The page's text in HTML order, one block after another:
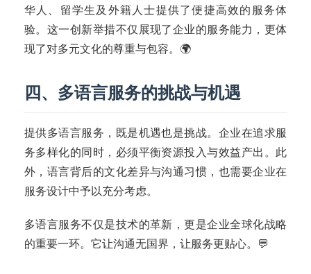
防
诈
知
资
量
登录 注册
华人、留学生及外籍人士提供了便捷高效的服务体
验。这一创新举措不仅展现了企业的服务能力，更体
现了对多元文化的尊重与包容。🌍
四、多语言服务的挑战与机遇
提供多语言服务，既是机遇也是挑战。企业在追求服
务多样化的同时，必须平衡资源投入与效益产出。此
外，语言背后的文化差异与沟通习惯，也需要企业在
服务设计中予以充分考虑。
多语言服务不仅是技术的革新，更是企业全球化战略
的重要一环。它让沟通无国界，让服务更贴心。💬